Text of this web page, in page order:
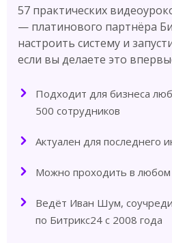
57 практических
— платинового партнёра
настроить систему и
если вы делаете это
Подходит для бизнеса
500 сотрудников
Актуален для последнего
Можно проходить в любом
Ведёт Иван Шум,
по Битрикс24 с 2008 года